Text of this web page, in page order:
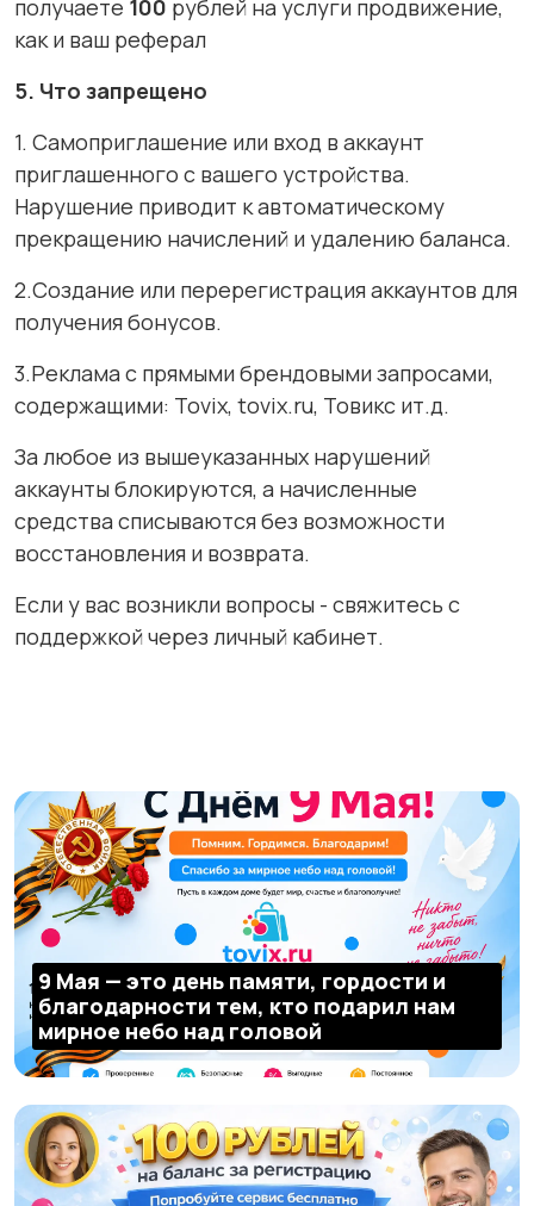
получаете 100 рублей на услуги продвижение,
как и ваш реферал
5. Что запрещено
1. Самоприглашение или вход в аккаунт
приглашенного с вашего устройства.
Нарушение приводит к автоматическому
прекращению начислений и удалению баланса.
2.Создание или перерегистрация аккаунтов для
получения бонусов.
3.Реклама с прямыми брендовыми запросами,
содержащими: Tovix, tovix.ru, Товикс ит.д.
За любое из вышеуказанных нарушений
аккаунты блокируются, а начисленные
средства списываются без возможности
восстановления и возврата.
Если у вас возникли вопросы - свяжитесь с
поддержкой через личный кабинет.
9 Мая — это день памяти, гордости и
благодарности тем, кто подарил нам
мирное небо над головой